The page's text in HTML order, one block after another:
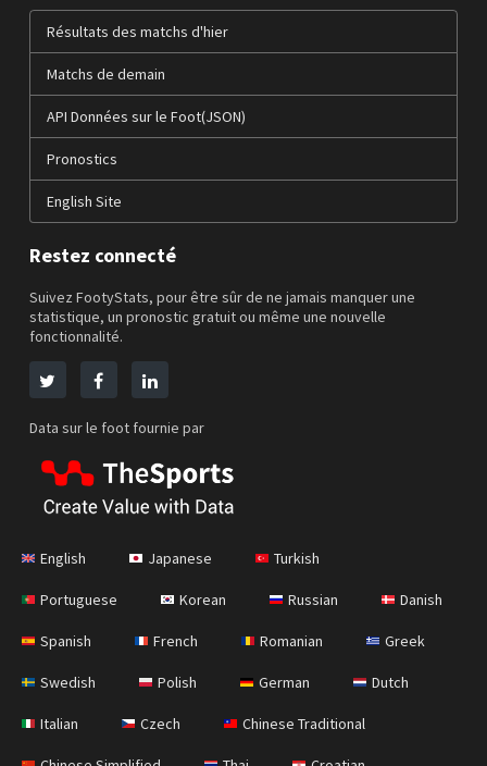
Résultats des matchs d'hier
Matchs de demain
API Données sur le Foot(JSON)
Pronostics
English Site
Restez connecté
Suivez FootyStats, pour être sûr de ne jamais manquer une
statistique, un pronostic gratuit ou même une nouvelle
fonctionnalité.
Data sur le foot fournie par
English Japanese Turkish
Portuguese Korean Russian Danish
Spanish French Romanian Greek
Swedish Polish German Dutch
Italian Czech Chinese Traditional